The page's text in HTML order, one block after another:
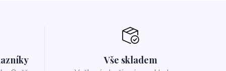
Vše skladem